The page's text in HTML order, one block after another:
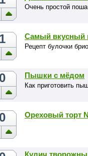
Очень простой
1 Самый вкусный
Рецепт булочки
0 Пышки с мёдом
Как приготовить
0 Ореховый торт
Кулич